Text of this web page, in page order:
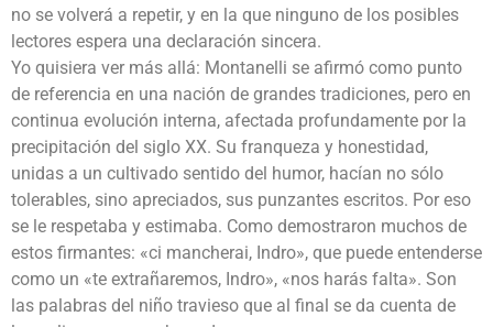
no se volverá a repetir, y en la que ninguno de los posibles
lectores espera una declaración sincera.
Yo quisiera ver más allá: Montanelli se afirmó como punto
de referencia en una nación de grandes tradiciones, pero en
continua evolución interna, afectada profundamente por la
precipitación del siglo XX. Su franqueza y honestidad,
unidas a un cultivado sentido del humor, hacían no sólo
tolerables, sino apreciados, sus punzantes escritos. Por eso
se le respetaba y estimaba. Como demostraron muchos de
estos firmantes: «ci mancherai, Indro», que puede entenderse
como un «te extrañaremos, Indro», «nos harás falta». Son
las palabras del niño travieso que al final se da cuenta de